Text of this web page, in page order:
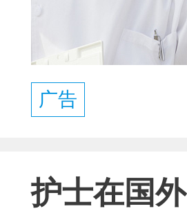
广告
护士在国外